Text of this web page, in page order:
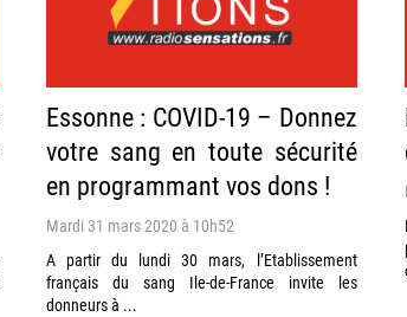
Essonne : COVID-19 – Donnez
votre sang en toute sécurité
en programmant vos dons !
Mardi 31 mars 2020 à 10h52
A partir du lundi 30 mars, l’Etablissement
français du sang Ile-de-France invite les
donneurs à ...